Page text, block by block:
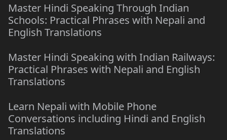
Master Hindi Speaking Through Indian
Schools: Practical Phrases with Nepali and
English Translations
Master Hindi Speaking with Indian Railways:
Practical Phrases with Nepali and English
Translations
Learn Nepali with Mobile Phone
Conversations including Hindi and English
Translations